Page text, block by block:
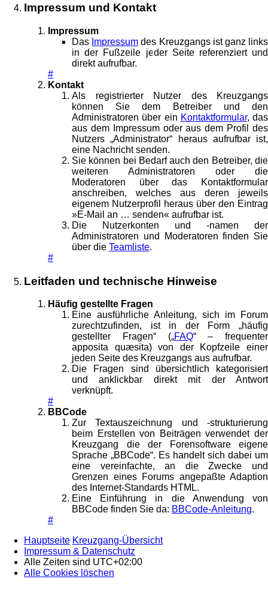
Impressum und Kontakt
Impressum
Das Impressum des Kreuzgangs ist ganz links
in der Fußzeile jeder Seite referenziert und
direkt aufrufbar.
#
Kontakt
Als registrierter Nutzer des Kreuzgangs
können Sie dem Betreiber und den
Administratoren über ein Kontaktformular, das
aus dem Impressum oder aus dem Profil des
Nutzers „Administrator“ heraus aufrufbar ist,
eine Nachricht senden.
Sie können bei Bedarf auch den Betreiber, die
weiteren Administratoren oder die
Moderatoren über das Kontaktformular
anschreiben, welches aus deren jeweils
eigenem Nutzerprofil heraus über den Eintrag
»E-Mail an … senden« aufrufbar ist.
Die Nutzerkonten und -namen der
Administratoren und Moderatoren finden Sie
über die Teamliste.
#
Leitfaden und technische Hinweise
Häufig gestellte Fragen
Eine ausführliche Anleitung, sich im Forum
zurechtzufinden, ist in der Form „häufig
gestellter Fragen“ („FAQ“ – frequenter
apposita quæsita) von der Kopfzeile einer
jeden Seite des Kreuzgangs aus aufrufbar.
Die Fragen sind übersichtlich kategorisiert
und anklickbar direkt mit der Antwort
verknüpft.
#
BBCode
Zur Textauszeichnung und -strukturierung
beim Erstellen von Beiträgen verwendet der
Kreuzgang die der Forensoftware eigene
Sprache „BBCode“. Es handelt sich dabei um
eine vereinfachte, an die Zwecke und
Grenzen eines Forums angepaßte Adaption
des Internet-Standards HTML.
Eine Einführung in die Anwendung von
BBCode finden Sie da: BBCode-Anleitung.
#
Hauptseite Kreuzgang-Übersicht
Impressum & Datenschutz
Alle Zeiten sind UTC+02:00
Alle Cookies löschen